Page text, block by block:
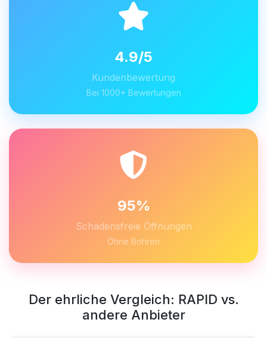
4.9/5
Kundenbewertung
Bei 1000+ Bewertungen
95%
Schadensfreie Öffnungen
Ohne Bohren
Der ehrliche Vergleich: RAPID vs.
andere Anbieter